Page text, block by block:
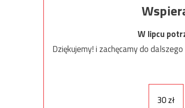
W lipcu
Dziękujemy! i zachęcamy do
30 zł